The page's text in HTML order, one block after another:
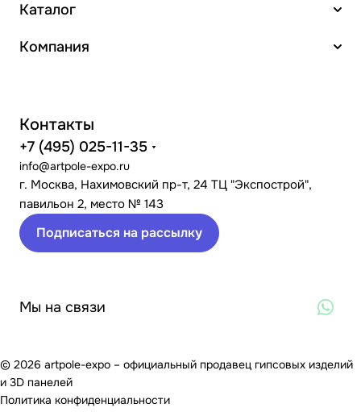
Каталог
Компания
Контакты
+7 (495) 025-11-35
info@artpole-expo.ru
г. Москва, Нахимовский пр-т, 24 ТЦ "Экспострой",
павильон 2, место № 143
Подписаться на рассылку
Мы на связи
© 2026 artpole-expo – официальный продавец гипсовых изделий
и 3D панелей
Политика конфиденциальности